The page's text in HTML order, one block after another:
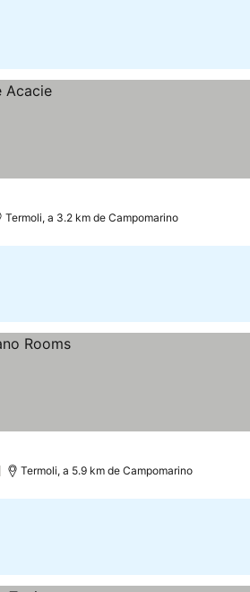
Termoli, a 3.2 km de Campomarino
Termoli, a 5.9 km de Campomarino